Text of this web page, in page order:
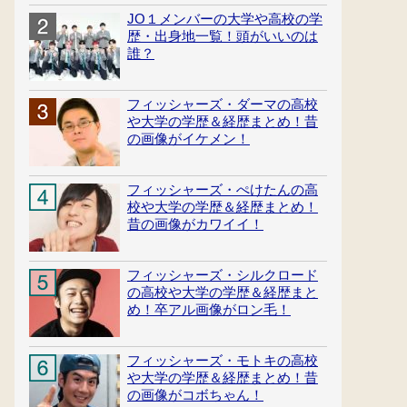
JO１メンバーの大学や高校の学
歴・出身地一覧！頭がいいのは
誰？
フィッシャーズ・ダーマの高校
や大学の学歴＆経歴まとめ！昔
の画像がイケメン！
フィッシャーズ・ぺけたんの高
校や大学の学歴＆経歴まとめ！
昔の画像がカワイイ！
フィッシャーズ・シルクロード
の高校や大学の学歴＆経歴まと
め！卒アル画像がロン毛！
フィッシャーズ・モトキの高校
や大学の学歴＆経歴まとめ！昔
の画像がコボちゃん！